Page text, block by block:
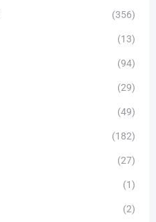
(356)
(13)
(94)
(29)
(49)
(182)
(27)
(1)
(2)